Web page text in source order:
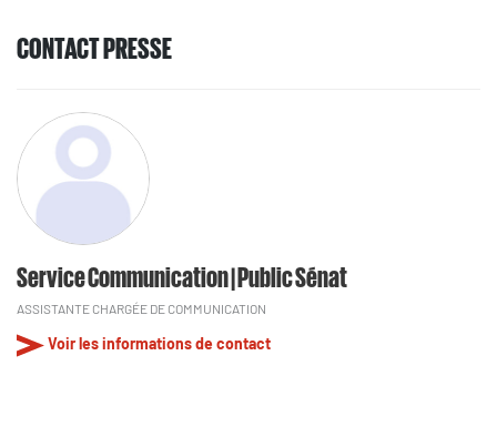
CONTACT PRESSE
Service Communication | Public Sénat
ASSISTANTE CHARGÉE DE COMMUNICATION
Voir les informations de contact